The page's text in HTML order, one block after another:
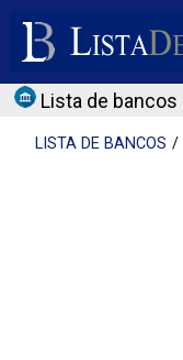
Lista de
LISTA DE BANCOS